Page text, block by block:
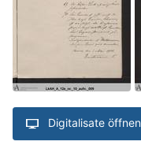
Digitalisate öffnen